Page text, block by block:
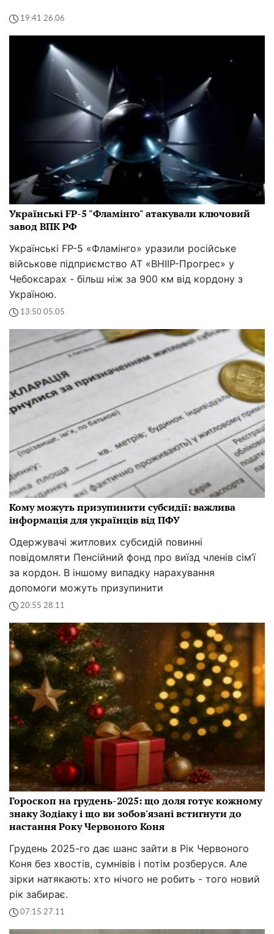
19:41 26.06
Українські FP-5 "Фламінго" атакували ключовий
завод ВПК РФ
Українські FP-5 «Фламінго» уразили російське
військове підприємство АТ «ВНІІР-Прогрес» у
Чебоксарах - більш ніж за 900 км від кордону з
Україною.
13:50 05.05
Кому можуть призупинити субсидії: важлива
інформація для українців від ПФУ
Одержувачі житлових субсидій повинні
повідомляти Пенсійний фонд про виїзд членів сім’ї
за кордон. В іншому випадку нарахування
допомоги можуть призупинити
20:55 28.11
Гороскоп на грудень-2025: що доля готує кожному
знаку Зодіаку і що ви зобов'язані встигнути до
настання Року Червоного Коня
Грудень 2025-го дає шанс зайти в Рік Червоного
Коня без хвостів, сумнівів і потім розберуся. Але
зірки натякають: хто нічого не робить - того новий
рік забирає.
07:15 27.11